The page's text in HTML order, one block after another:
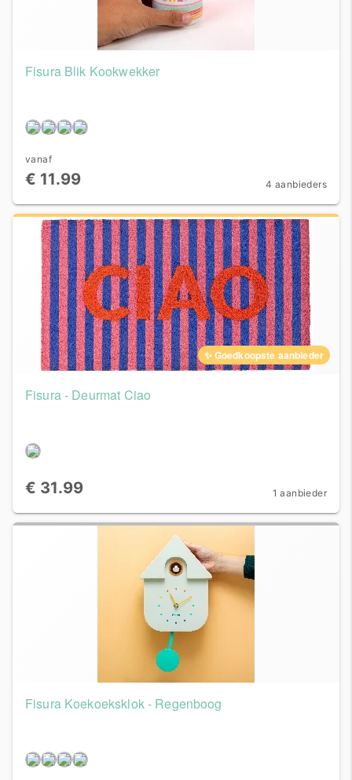
Fisura Blik Kookwekker
vanaf
€ 11.99 4 aanbieders
✨ Goedkoopste aanbieder
Fisura - Deurmat Ciao
€ 31.99 1 aanbieder
Fisura Koekoeksklok - Regenboog